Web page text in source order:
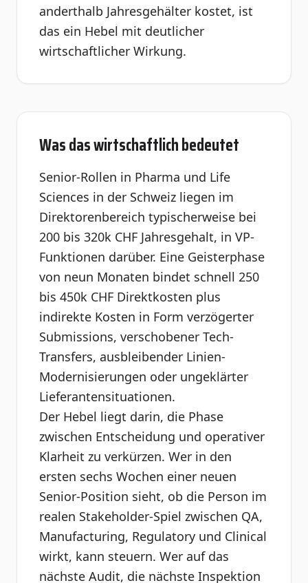
anderthalb Jahresgehälter kostet, ist
das ein Hebel mit deutlicher
wirtschaftlicher Wirkung.
Was das wirtschaftlich bedeutet
Senior-Rollen in Pharma und Life
Sciences in der Schweiz liegen im
Direktorenbereich typischerweise bei
200 bis 320k CHF Jahresgehalt, in VP-
Funktionen darüber. Eine Geisterphase
von neun Monaten bindet schnell 250
bis 450k CHF Direktkosten plus
indirekte Kosten in Form verzögerter
Submissions, verschobener Tech-
Transfers, ausbleibender Linien-
Modernisierungen oder ungeklärter
Lieferantensituationen.
Der Hebel liegt darin, die Phase
zwischen Entscheidung und operativer
Klarheit zu verkürzen. Wer in den
ersten sechs Wochen einer neuen
Senior-Position sieht, ob die Person im
realen Stakeholder-Spiel zwischen QA,
Manufacturing, Regulatory und Clinical
wirkt, kann steuern. Wer auf das
nächste Audit, die nächste Inspektion